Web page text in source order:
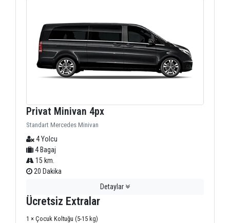
Privat Minivan 4px
Standart Mercedes Minivan
4 Yolcu
4 Bagaj
15 km.
20 Dakika
Detaylar
Ücretsiz Extralar
1 × Çocuk Koltuğu (5-15 kg)